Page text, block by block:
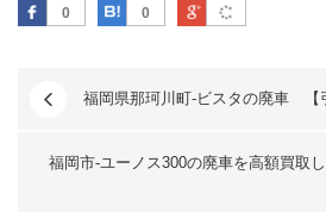
0
Facebook 0
はてなブックマーク
Google Plus
福岡県那珂川町-ビスタの廃車
福岡市-ユーノス300の廃車を高額買取